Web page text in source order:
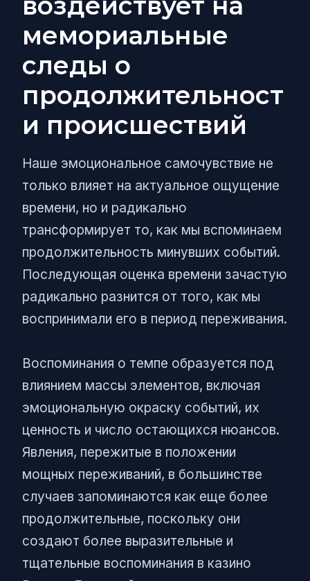
мемориальные
следы о
продолжительност
и происшествий
Наше эмоциональное самочувствие не
только влияет на актуальное ощущение
времени, но и радикально
трансформирует то, как мы вспоминаем
продолжительность минувших событий.
Последующая оценка времени зачастую
радикально разнится от того, как мы
воспринимали его в период переживания.
Воспоминания о темпе образуется под
влиянием массы элементов, включая
эмоциональную окраску событий, их
ценность и число остающихся нюансов.
Явления, пережитые в положении
мощных переживаний, в большинстве
случаев запоминаются как еще более
продолжительные, поскольку они
создают более выразительные и
тщательные воспоминания в казино